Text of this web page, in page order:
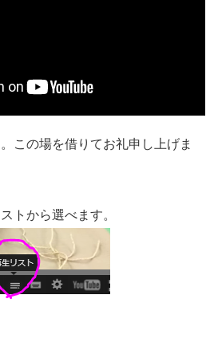
この場を借りてお礼申し上げま
トから選べます。